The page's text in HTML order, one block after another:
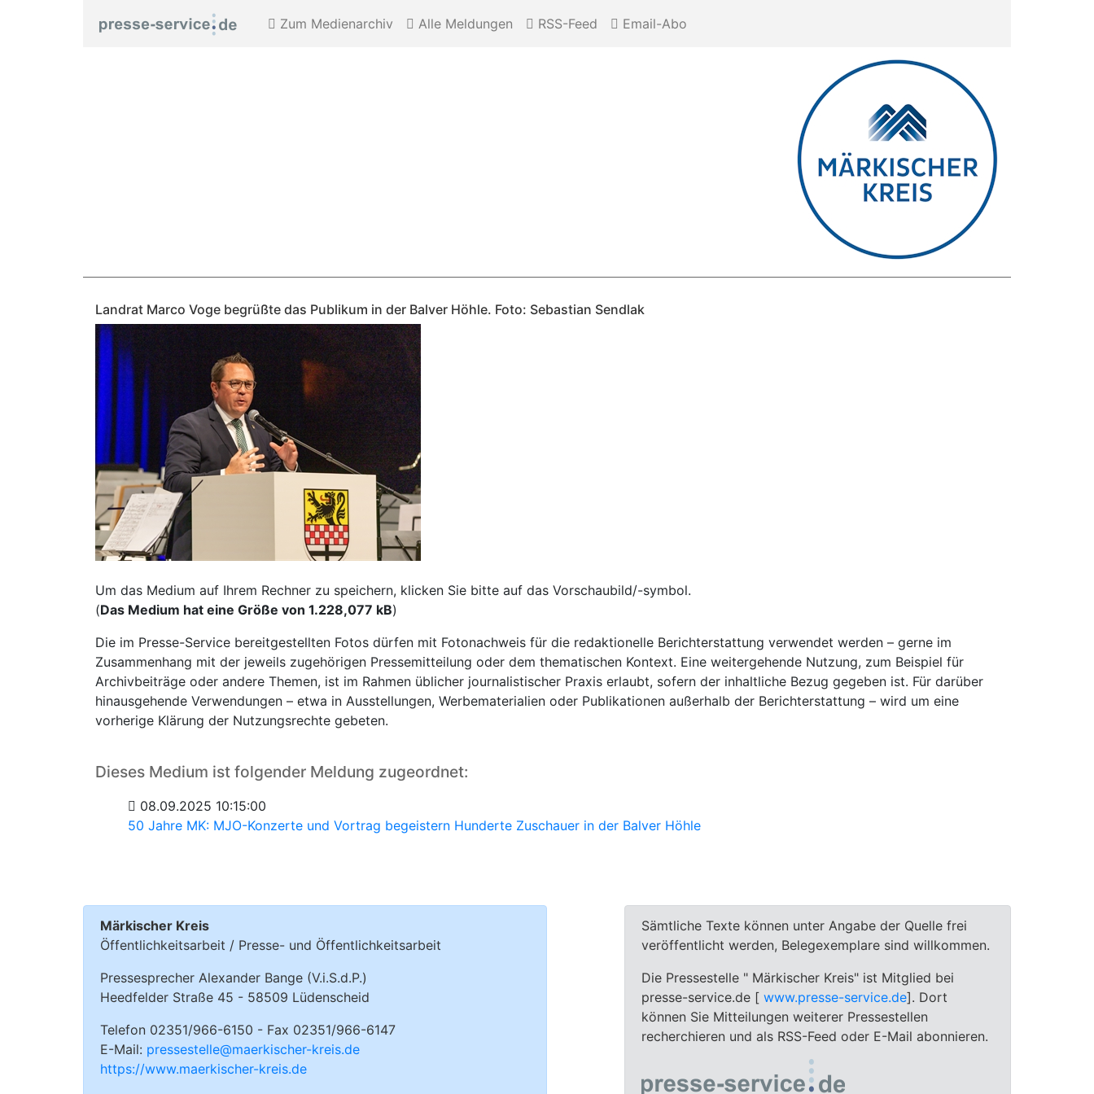
Zum Medienarchiv Alle Meldungen RSS-Feed Email-Abo
Landrat Marco Voge begrüßte das Publikum in der Balver Höhle. Foto: Sebastian Sendlak
Um das Medium auf Ihrem Rechner zu speichern, klicken Sie bitte auf das Vorschaubild/-symbol.
(Das Medium hat eine Größe von 1.228,077 kB)
Die im Presse-Service bereitgestellten Fotos dürfen mit Fotonachweis für die redaktionelle Berichterstattung verwendet werden – gerne im
Zusammenhang mit der jeweils zugehörigen Pressemitteilung oder dem thematischen Kontext. Eine weitergehende Nutzung, zum Beispiel für
Archivbeiträge oder andere Themen, ist im Rahmen üblicher journalistischer Praxis erlaubt, sofern der inhaltliche Bezug gegeben ist. Für darüber
hinausgehende Verwendungen – etwa in Ausstellungen, Werbematerialien oder Publikationen außerhalb der Berichterstattung – wird um eine
vorherige Klärung der Nutzungsrechte gebeten.
Dieses Medium ist folgender Meldung zugeordnet:
08.09.2025 10:15:00
50 Jahre MK: MJO-Konzerte und Vortrag begeistern Hunderte Zuschauer in der Balver Höhle
Märkischer Kreis
Öffentlichkeitsarbeit / Presse- und Öffentlichkeitsarbeit
Pressesprecher Alexander Bange (V.i.S.d.P.)
Heedfelder Straße 45 - 58509 Lüdenscheid
Telefon 02351/966-6150 - Fax 02351/966-6147
E-Mail: pressestelle@maerkischer-kreis.de
https://www.maerkischer-kreis.de
Sämtliche Texte können unter Angabe der Quelle frei
veröffentlicht werden, Belegexemplare sind willkommen.
Die Pressestelle " Märkischer Kreis" ist Mitglied bei
presse-service.de [ www.presse-service.de]. Dort
können Sie Mitteilungen weiterer Pressestellen
recherchieren und als RSS-Feed oder E-Mail abonnieren.